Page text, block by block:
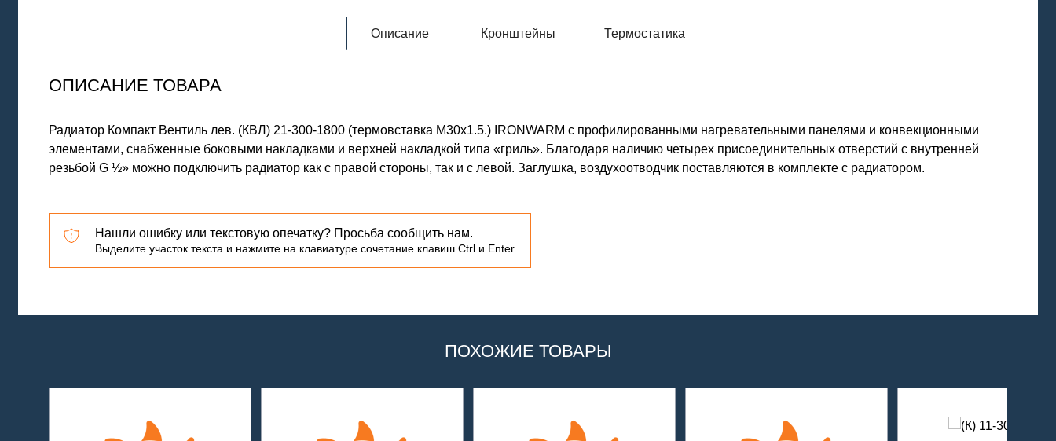
Описание Кронштейны Термостатика
ОПИСАНИЕ ТОВАРА
Радиатор Компакт Вентиль лев. (КВЛ) 21-300-1800 (термовставка М30х1.5.) IRONWARM с профилированными нагревательными панелями и конвекционными
элементами, снабженные боковыми накладками и верхней накладкой типа «гриль». Благодаря наличию четырех присоединительных отверстий с внутренней
резьбой G ½» можно подключить радиатор как с правой стороны, так и с левой. Заглушка, воздухоотводчик поставляются в комплекте с радиатором.
Нашли ошибку или текстовую опечатку? Просьба сообщить нам.
Выделите участок текста и нажмите на клавиатуре сочетание клавиш Ctrl и Enter
ПОХОЖИЕ ТОВАРЫ